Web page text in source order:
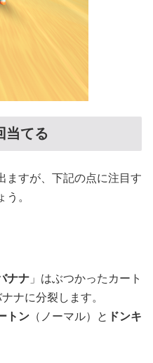
当てる
ますが、下記の点に注目す
。
ナナ 」はぶつかったカート
ナに分裂します。
トン （ノーマル）と ドンキ